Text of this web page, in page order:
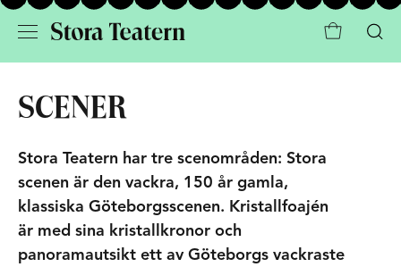
SCENER
Stora Teatern har tre scenområden: Stora
scenen är den vackra, 150 år gamla,
klassiska Göteborgsscenen. Kristallfoajén
är med sina kristallkronor och
panoramautsikt ett av Göteborgs vackraste